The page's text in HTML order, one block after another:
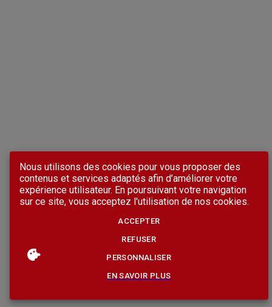
Nous utilisons des cookies pour vous proposer des
contenus et services adaptés afin d’améliorer votre
expérience utilisateur. En poursuivant votre navigation
sur ce site, vous acceptez l'utilisation de nos cookies.
ACCEPTER
REFUSER
PERSONNALISER
EN SAVOIR PLUS